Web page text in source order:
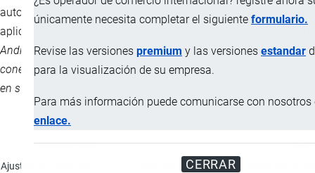
únicamente necesita completar el siguiente formulario.
Revise las versiones premium y las versiones estandar
para la visualización de su empresa.
Para más información puede comunicarse con nosotros
enlace.
CERRAR
automáticas de subida y bajada todo esto controlable desde la
aplicación Tuya -
Android) plataforma en la nube que permite a los usuarios
conectar y gestionar una variedad de dispositivos inteligentes
en sus hogares
Característica
Ajustes de nivelación
Permiten que el televisor quede